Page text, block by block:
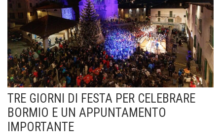
TRE GIORNI DI FESTA PER CELEBRARE
BORMIO E UN APPUNTAMENTO
IMPORTANTE